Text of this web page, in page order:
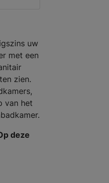
uw
met een
zien.
van het
deze